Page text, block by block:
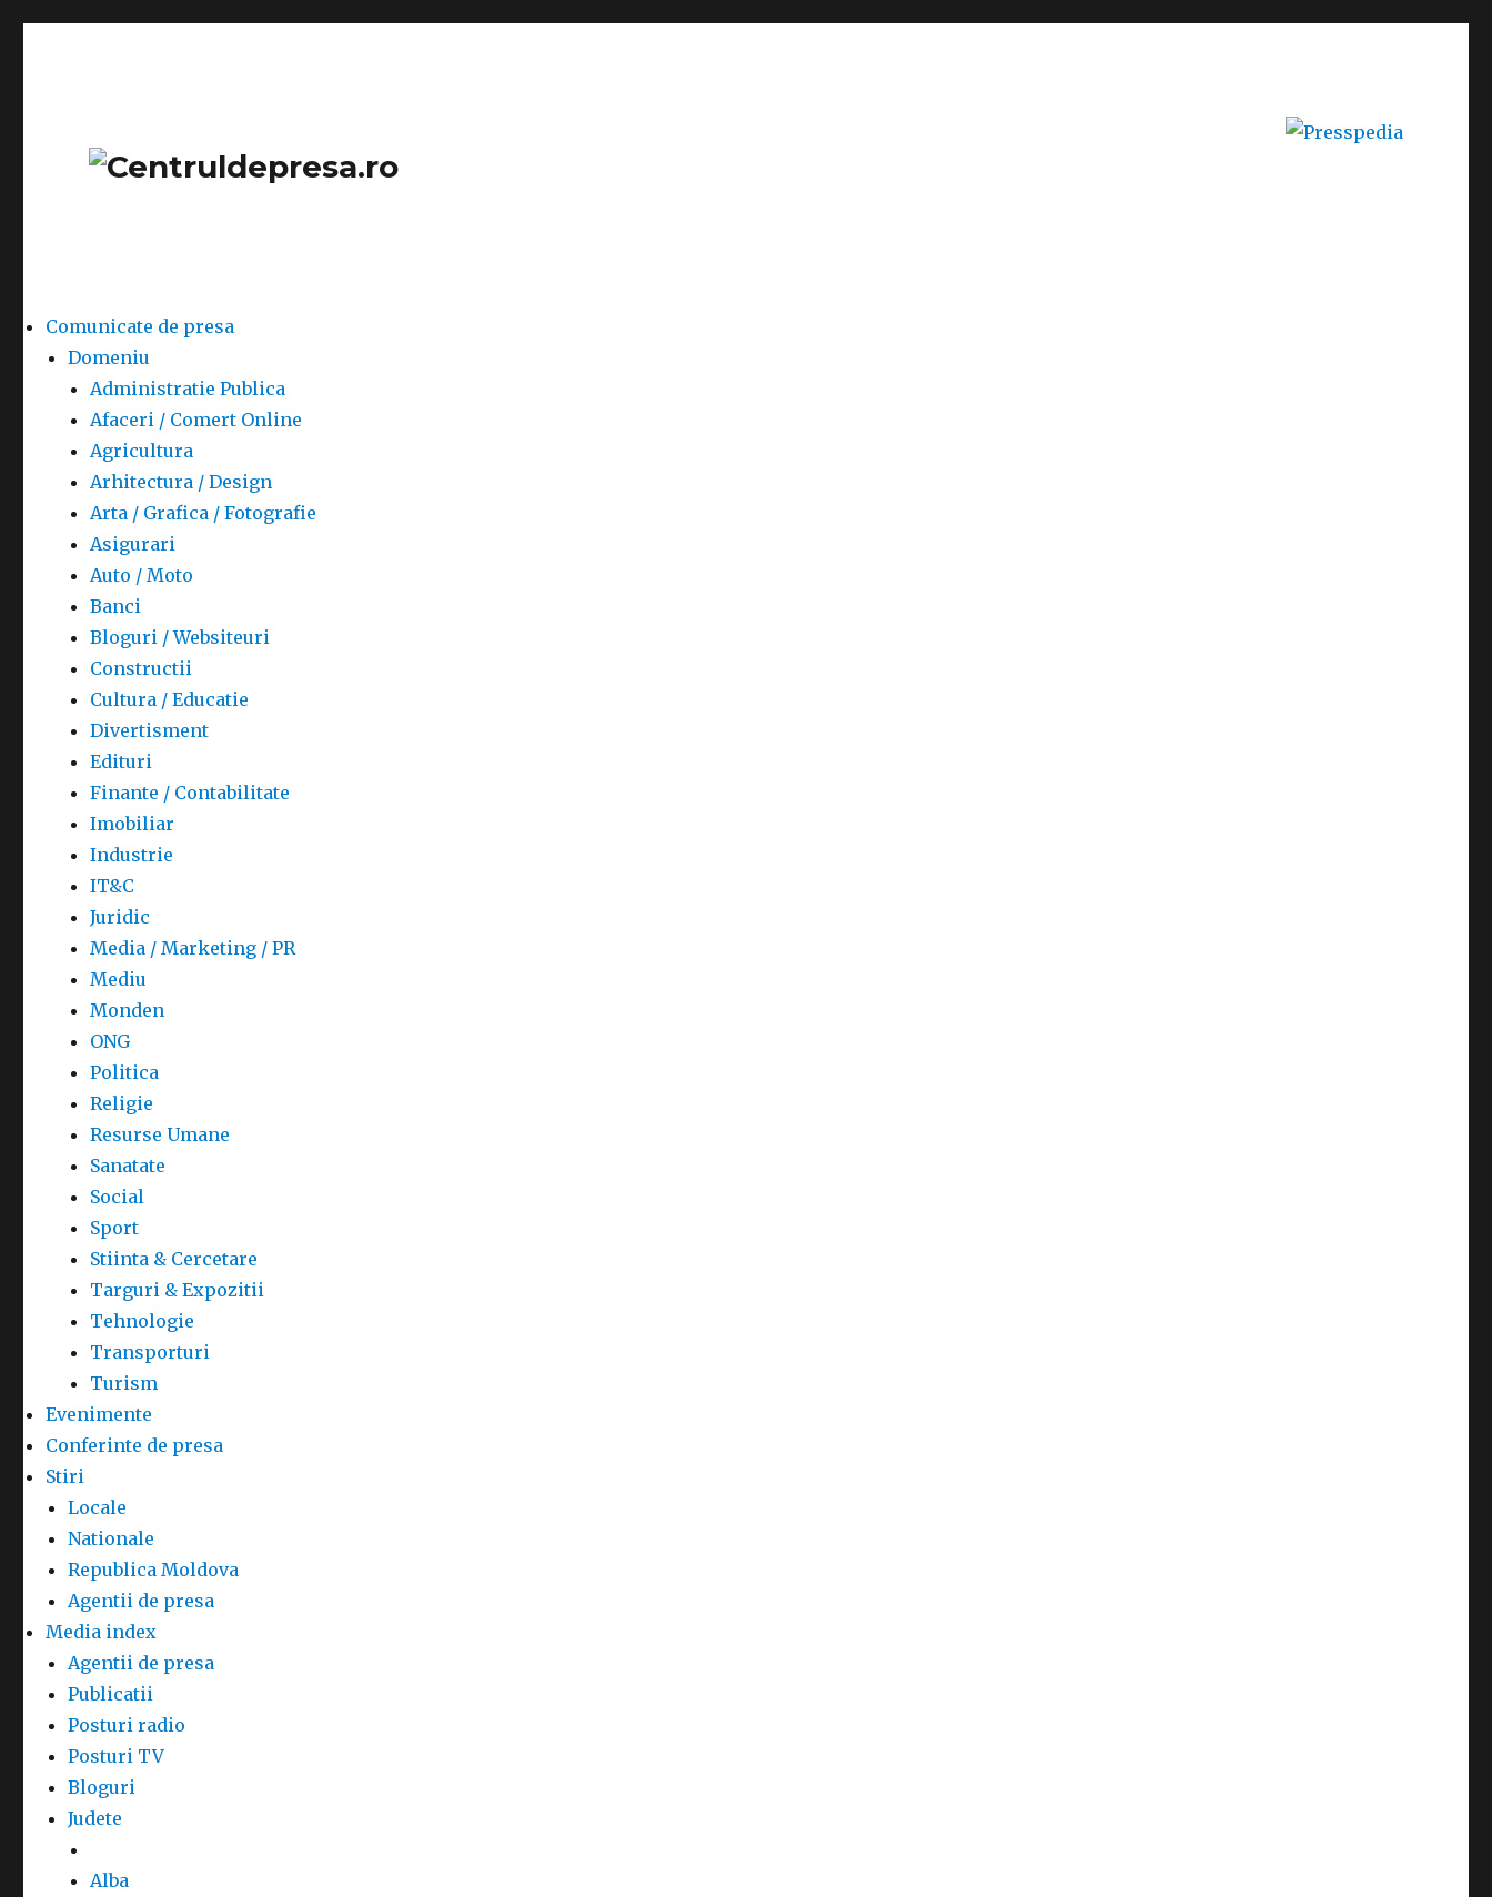
Comunicate de presa
Domeniu
Administratie Publica
Afaceri / Comert Online
Agricultura
Arhitectura / Design
Arta / Grafica / Fotografie
Asigurari
Auto / Moto
Banci
Bloguri / Websiteuri
Constructii
Cultura / Educatie
Divertisment
Edituri
Finante / Contabilitate
Imobiliar
Industrie
IT&C
Juridic
Media / Marketing / PR
Mediu
Monden
ONG
Politica
Religie
Resurse Umane
Sanatate
Social
Sport
Stiinta & Cercetare
Targuri & Expozitii
Tehnologie
Transporturi
Turism
Evenimente
Conferinte de presa
Stiri
Locale
Nationale
Republica Moldova
Agentii de presa
Media index
Agentii de presa
Publicatii
Posturi radio
Posturi TV
Bloguri
Judete
Alba